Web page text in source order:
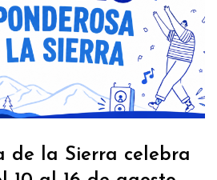
de la Sierra celebra